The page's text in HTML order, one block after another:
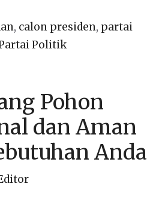
, calon presiden, partai
Politik
Pohon
dan Aman
Anda